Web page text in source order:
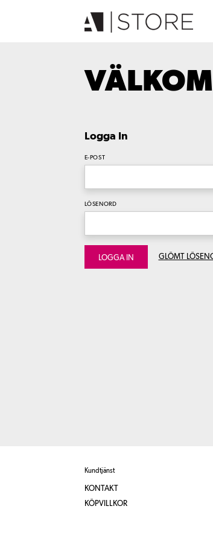
Logga In
E-POST
LÖSENORD
LOGGA IN GLÖMT
Kundtjänst
KONTAKT
KÖPVILLKOR